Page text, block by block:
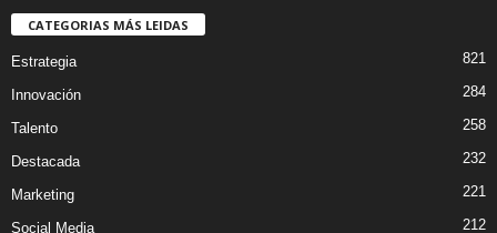
CATEGORIAS MÁS LEIDAS
Estrategia 821
Innovación 284
Talento 258
Destacada 232
Marketing 221
Social Media 212